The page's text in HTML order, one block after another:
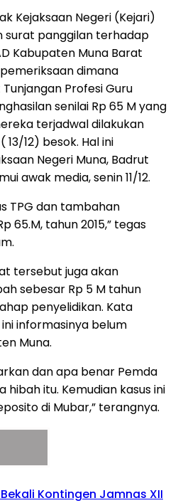
Kejaksaan Negeri (Kejari)
surat panggilan terhadap
Kabupaten Muna Barat
dimana
Profesi Guru
senilai Rp 65 M yang
terjadwal dilakukan
12) besok. Hal ini
Negeri Muna, Badrut
awak media, senin 11/12.
TPG dan tambahan
65.M, tahun 2015,” tegas
tersebut juga akan
sebesar Rp 5 M tahun
penyelidikan. Kata
ini informasinya belum
Muna.
dan apa benar Pemda
hibah itu. Kemudian kasus ini
di Mubar,” terangnya.
Kontingen Jamnas XII